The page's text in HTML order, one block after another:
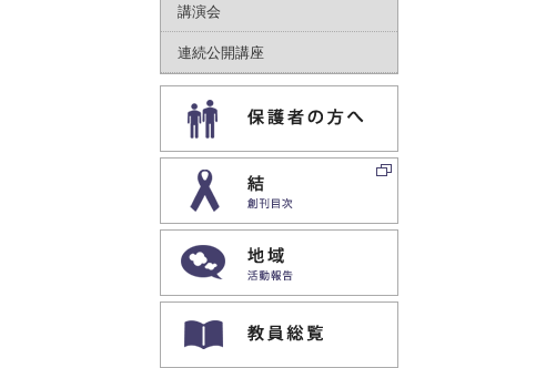
講演会
連続公開講座